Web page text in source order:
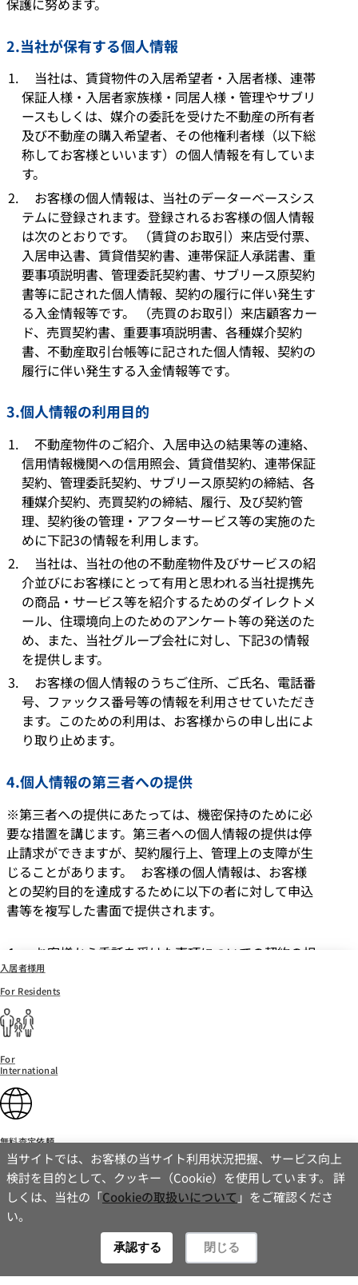
当サイトでは、お客様の当サイト利用状況把握、サービス向上
検討を目的として、クッキー（Cookie）を使用しています。 詳
しくは、当社の「Cookieの取扱いについて 」をご確認くださ
い。
承認する 閉じる
入居者様用
For Residents
For
International
無料査定依頼
お問い合わせ
保護に努めます。
2.当社が保有する個人情報
当社は、賃貸物件の入居希望者・入居者様、連帯
保証人様・入居者家族様・同居人様・管理やサブリ
ースもしくは、媒介の委託を受けた不動産の所有者
及び不動産の購入希望者、その他権利者様（以下総
称してお客様といいます）の個人情報を有していま
す。
お客様の個人情報は、当社のデーターベースシス
テムに登録されます。登録されるお客様の個人情報
は次のとおりです。 （賃貸のお取引）来店受付票、
入居申込書、賃貸借契約書、連帯保証人承諾書、重
要事項説明書、管理委託契約書、サブリース原契約
書等に記された個人情報、契約の履行に伴い発生す
る入金情報等です。 （売買のお取引）来店顧客カー
ド、売買契約書、重要事項説明書、各種媒介契約
書、不動産取引台帳等に記された個人情報、契約の
履行に伴い発生する入金情報等です。
3.個人情報の利用目的
不動産物件のご紹介、入居申込の結果等の連絡、
信用情報機関への信用照会、賃貸借契約、連帯保証
契約、管理委託契約、サブリース原契約の締結、各
種媒介契約、売買契約の締結、履行、及び契約管
理、契約後の管理・アフターサービス等の実施のた
めに下記3の情報を利用します。
当社は、当社の他の不動産物件及びサービスの紹
介並びにお客様にとって有用と思われる当社提携先
の商品・サービス等を紹介するためのダイレクトメ
ール、住環境向上のためのアンケート等の発送のた
め、また、当社グループ会社に対し、下記3の情報
を提供します。
お客様の個人情報のうちご住所、ご氏名、電話番
号、ファックス番号等の情報を利用させていただき
ます。このための利用は、お客様からの申し出によ
り取り止めます。
4.個人情報の第三者への提供
※第三者への提供にあたっては、機密保持のために必
要な措置を講じます。第三者への個人情報の提供は停
止請求ができますが、契約履行上、管理上の支障が生
じることがあります。 お客様の個人情報は、お客様
との契約目的を達成するために以下の者に対して申込
書等を複写した書面で提供されます。
お客様から委託を受けた事項についての契約の相
手方となる者、その見込者
他の不動産仲介業者
対象不動産について管理の必要がある場合におけ
る管理業者 [賃貸]
業者等、住宅関連サービス等を行う企業 [賃貸]
金融機関、建築会社、登記申請等に必要な行政・
民間機関、損害保険、生命保険、引越業者、住宅関
連サービス等を行う企業 [売買]
入居希望者様の信用照会のための信用情報機関
（必要な場合） [賃貸]
入居者様が賃料を滞納した場合の滞納取立者
[賃貸]
広告の掲載業者、団体、指定流通機構